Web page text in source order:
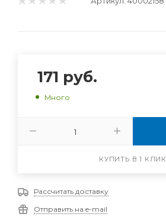
171 руб.
Много
КУПИТЬ В 1 КЛИК
Рассчитать доставку
Отправить на e-mail